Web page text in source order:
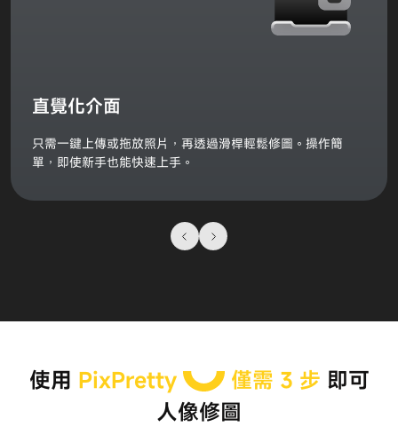
直覺化介面
只需一鍵上傳或拖放照片，再透過滑桿輕鬆修圖。操作簡
單，即使新手也能快速上手。
使用 PixPretty 僅需 3 步 即可
人像修圖